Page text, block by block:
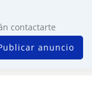
contactarte
anuncio